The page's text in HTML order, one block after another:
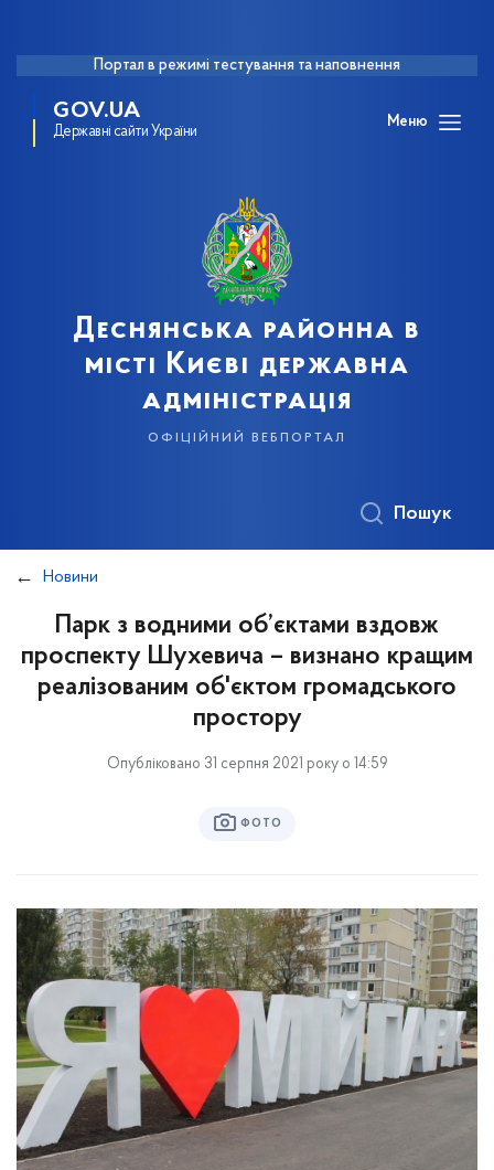
Портал в режимі тестування та наповнення
GOV.UA
Державні сайти України
Меню
Деснянська районна в
місті Києві державна
адміністрація
офіційний вебпортал
Пошук
Новини
Парк з водними об’єктами вздовж
проспекту Шухевича – визнано кращим
реалізованим об'єктом громадського
простору
Опубліковано 31 серпня 2021 року о 14:59
ФОТО